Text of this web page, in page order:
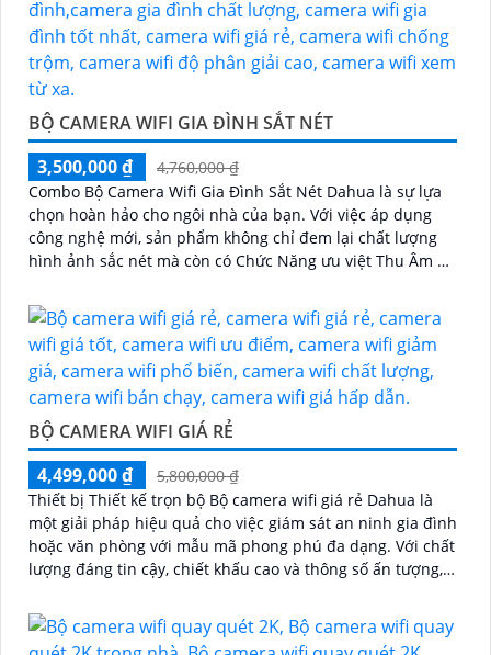
BỘ CAMERA WIFI GIA ĐÌNH SẮT NÉT
3,500,000 ₫
4,760,000 ₫
Combo Bộ Camera Wifi Gia Đình Sắt Nét Dahua là sự lựa
chọn hoàn hảo cho ngôi nhà của bạn. Với việc áp dụng
công nghệ mới, sản phẩm không chỉ đem lại chất lượng
hình ảnh sắc nét mà còn có Chức Năng ưu việt Thu Âm Và
BỘ CAMERA WIFI GIÁ RẺ
4,499,000 ₫
5,800,000 ₫
Thiết bị Thiết kế trọn bộ Bộ camera wifi giá rẻ Dahua là
một giải pháp hiệu quả cho việc giám sát an ninh gia đình
hoặc văn phòng với mẫu mã phong phú đa dạng. Với chất
lượng đáng tin cậy, chiết khấu cao và thông số ấn tượng,